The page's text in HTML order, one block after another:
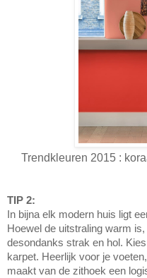
Trendkleuren 2015 :
TIP 2:
In bijna elk modern huis ligt
Hoewel de uitstraling warm
desondanks strak en hol.
karpet. Heerlijk voor je
maakt van de zithoek een